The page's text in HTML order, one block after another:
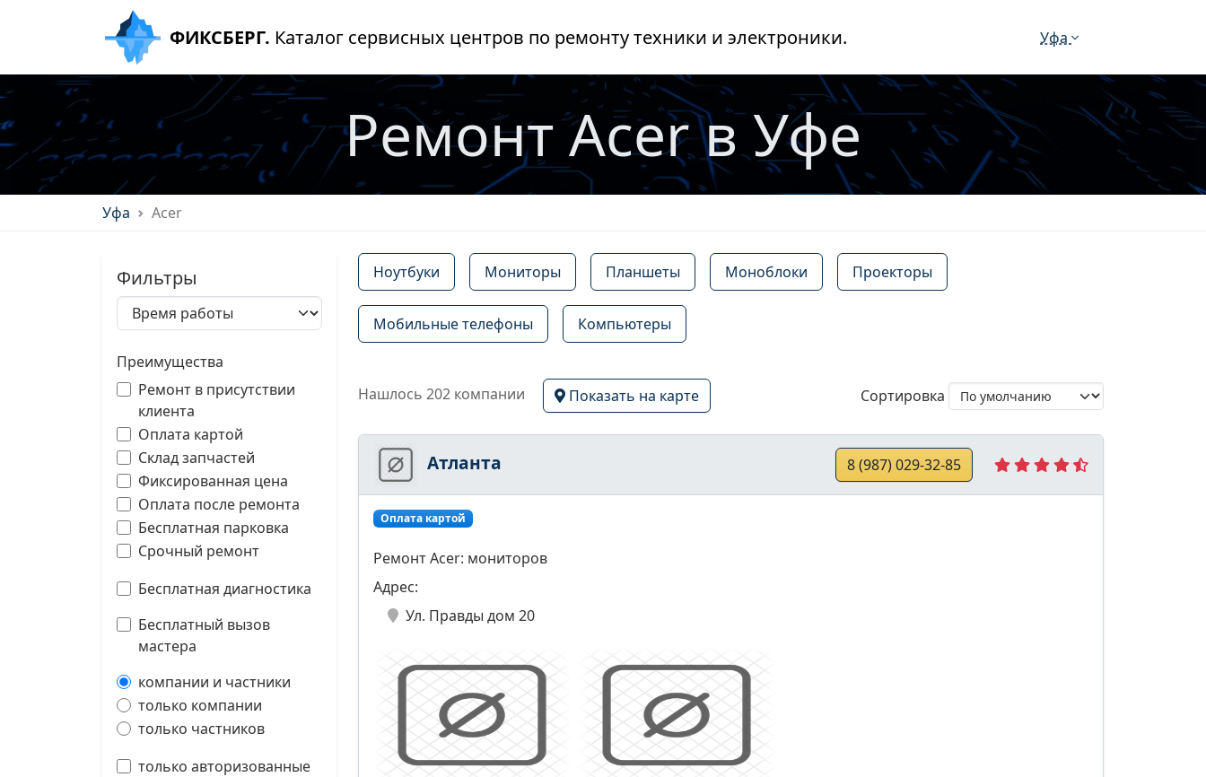
ФИКСБЕРГ. Каталог сервисных центров по ремонту техники и электроники. Уфа
Ремонт Acer в Уфе
Уфа Acer
Фильтры
Преимущества
Ремонт в присутствии
клиента
Оплата картой
Склад запчастей
Фиксированная цена
Оплата после ремонта
Бесплатная парковка
Срочный ремонт
Бесплатная диагностика
Бесплатный вызов
мастера
компании и частники
только компании
только частников
только авторизованные
Ноутбуки Мониторы Планшеты Моноблоки Проекторы
Мобильные телефоны Компьютеры
Нашлось 202 компании Показать на карте Сортировка
Атланта 8 (987) 029-32-85
Оплата картой
Ремонт Acer: мониторов
Адрес:
Ул. Правды дом 20